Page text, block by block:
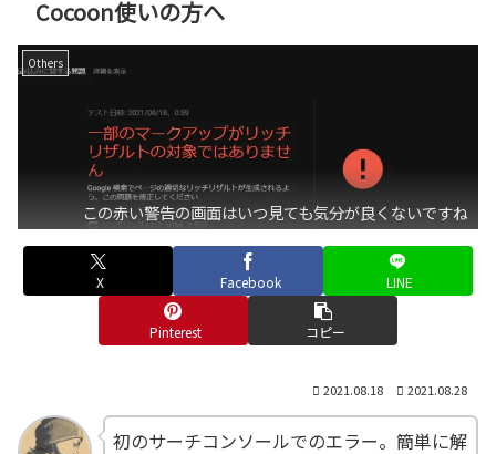
Cocoon使いの方へ
Others
この赤い警告の画面はいつ見ても気分が良くないですね
X Facebook LINE
Pinterest コピー
2021.08.18 2021.08.28
初のサーチコンソールでのエラー。簡単に解